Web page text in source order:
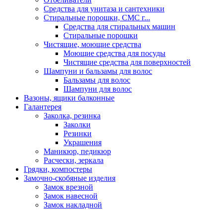
Средства для унитаза и сантехники
Стиральные порошки, СМС г...
Средства для стиральных машин
Стиральные порошки
Чистящие, моющие средства
Моющие средства для посуды
Чистящие средства для поверхностей
Шампуни и бальзамы для волос
Бальзамы для волос
Шампуни для волос
Вазоны, ящики балконные
Галантерея
Заколка, резинка
Заколки
Резинки
Украшения
Маникюр, педикюр
Расчески, зеркала
Грядки, компостеры
Замочно-скобяные изделия
Замок врезной
Замок навесной
Замок накладной